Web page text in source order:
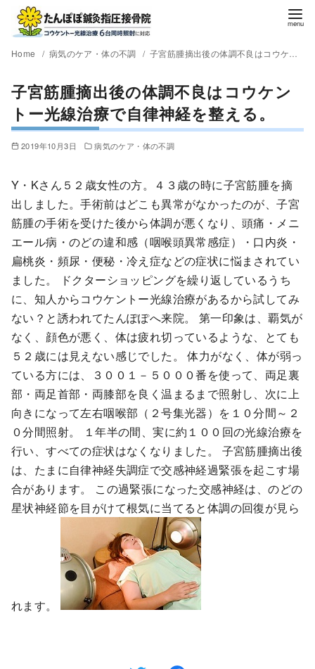
Home 病気のケア・体の不調 子宮筋腫摘出後の体調不良はコウケントー光線治療で自律神経を整える。
子宮筋腫摘出後の体調不良はコウケン
トー光線治療で自律神経を整える。
2019年10月3日 病気のケア・体の不調
Y・Kさん５２歳女性の方。４３歳の時に子宮筋腫を摘
出しました。手術前はどこも異常がなかったのが、子宮
筋腫の手術を受けた後から体調が悪くなり、頭痛・メニ
エール病・のどの違和感（咽喉頭異常感症）・口内炎・
扁桃炎・頻尿・便秘・冷え症などの症状に悩まされてい
ました。 ドクターショッピングを繰り返しているうち
に、知人からコウケントー光線治療があるから試してみ
ない？と誘われてたんぽぽへ来院。 第一印象は、覇気が
なく、顔色が悪く、体は疲れ切っているような、とても
５２歳には見えない感じでした。 体力がなく、体が弱っ
ている方には、３００１－５０００番を使って、両足裏
部・両足首部・両膝部を良く温まるまで照射し、次に上
向きになって左右咽喉部（２号集光器）を１０分間～２
０分間照射。 １年半の間、実に約１００回の光線治療を
行い、すべての症状はなくなりました。 子宮筋腫摘出後
は、たまに自律神経失調症で交感神経過緊張を起こす場
合があります。 この過緊張になった交感神経は、のどの
星状神経節を目がけて根気に当てると体調の回復が見ら
れます。